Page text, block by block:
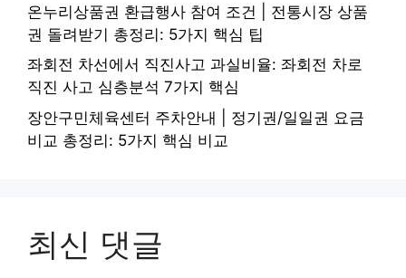
온누리상품권 환급행사 참여 조건 | 전통시장 상품
권 돌려받기 총정리: 5가지 핵심 팁
좌회전 차선에서 직진사고 과실비율: 좌회전 차로
직진 사고 심층분석 7가지 핵심
장안구민체육센터 주차안내 | 정기권/일일권 요금
비교 총정리: 5가지 핵심 비교
최신 댓글